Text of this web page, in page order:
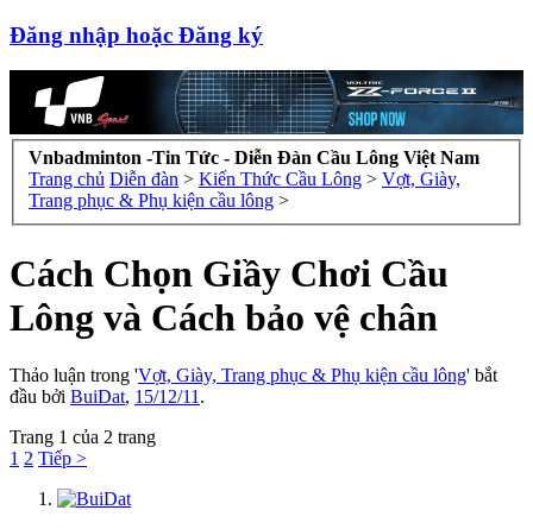
Đăng nhập hoặc Đăng ký
Vnbadminton -Tin Tức - Diễn Đàn Cầu Lông Việt Nam
Trang chủ Diễn đàn > Kiến Thức Cầu Lông > Vợt, Giày,
Trang phục & Phụ kiện cầu lông >
Cách Chọn Giầy Chơi Cầu
Lông và Cách bảo vệ chân
Thảo luận trong 'Vợt, Giày, Trang phục & Phụ kiện cầu lông' bắt
đầu bởi BuiDat, 15/12/11 .
Trang 1 của 2 trang
1 2 Tiếp >